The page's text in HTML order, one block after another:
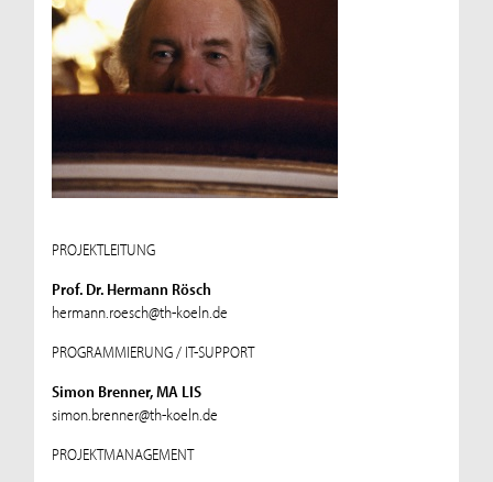
PROJEKTLEITUNG
Prof. Dr. Hermann Rösch
hermann.roesch@th-koeln.de
PROGRAMMIERUNG / IT-SUPPORT
Simon Brenner, MA LIS
simon.brenner@th-koeln.de
PROJEKTMANAGEMENT